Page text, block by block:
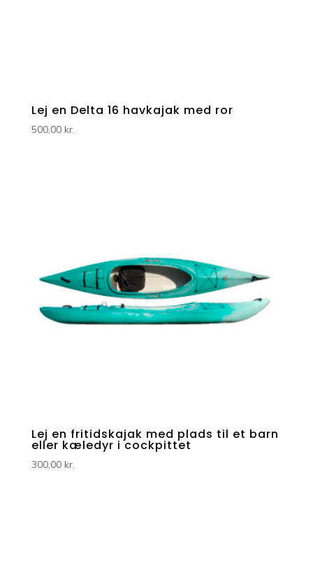
Lej en Delta 16 havkajak med ror
500,00 kr.
Lej en fritidskajak med plads til et barn
eller kæledyr i cockpittet
300,00 kr.